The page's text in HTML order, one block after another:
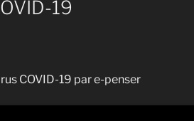
19
COVID-19 par e-penser